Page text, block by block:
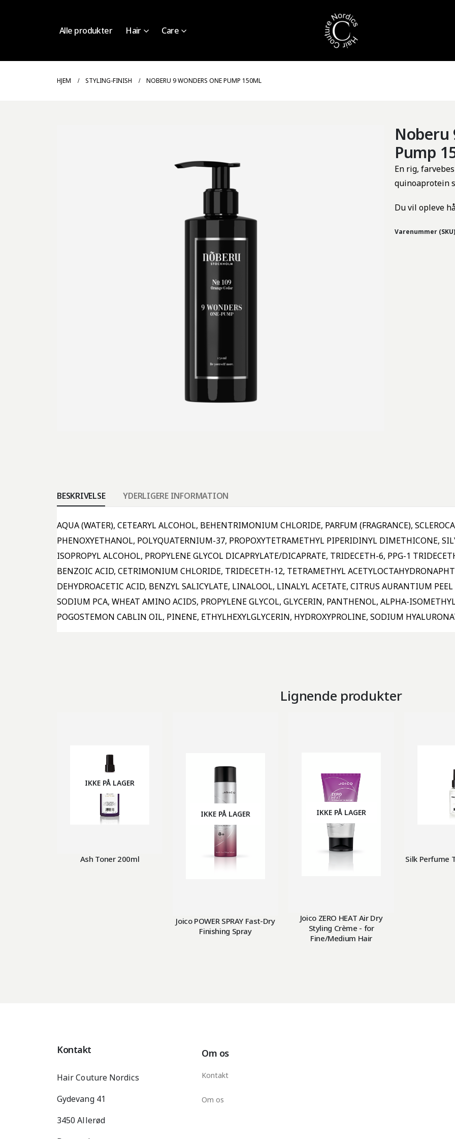
Alle produkter Hair Care
HJEM STYLING-FINISH NOBERU 9 WONDERS ONE PUMP 150ML
Noberu
Pump
En rig,
quinoaprotein
Du vil opleve
Varenummer
BESKRIVELSE YDERLIGERE INFORMATION
AQUA (WATER), CETEARYL ALCOHOL, BEHENTRIMONIUM CHLORIDE, PARFUM (FRAGRANCE),
PHENOXYETHANOL, POLYQUATERNIUM-37, PROPOXYTETRAMETHYL PIPERIDINYL DIMETHICONE,
ISOPROPYL ALCOHOL, PROPYLENE GLYCOL DICAPRYLATE/DICAPRATE, TRIDECETH-6, PPG-1
BENZOIC ACID, CETRIMONIUM CHLORIDE, TRIDECETH-12, TETRAMETHYL
DEHYDROACETIC ACID, BENZYL SALICYLATE, LINALOOL, LINALYL ACETATE, CITRUS AURANTIUM
SODIUM PCA, WHEAT AMINO ACIDS, PROPYLENE GLYCOL, GLYCERIN, PANTHENOL, ALPHA-
POGOSTEMON CABLIN OIL, PINENE, ETHYLHEXYLGLYCERIN, HYDROXYPROLINE, SODIUM
Lignende produkter
IKKE PÅ LAGER
Ash Toner 200ml
IKKE PÅ LAGER
Joico POWER SPRAY Fast-Dry
Finishing Spray
IKKE PÅ LAGER
Joico ZERO HEAT Air Dry
Styling Crème - for
Fine/Medium Hair
Silk Perfume
Kontakt
Hair Couture Nordics
Gydevang 41
3450 Allerød
Om os
Kontakt
Om os